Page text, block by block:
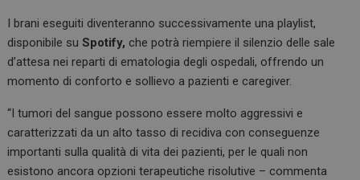
I brani eseguiti diventeranno successivamente una playlist,
disponibile suSpotify, che potrà riempiere il silenzio delle sale
d’attesa nei reparti di ematologia degli ospedali, offrendo un
momento di conforto e sollievo a pazienti e caregiver.
“I tumori del sangue possono essere molto aggressivi e
caratterizzati da un alto tasso di recidiva con conseguenze
importanti sulla qualità di vita dei pazienti, per le quali non
esistono ancora opzioni terapeutiche risolutive – commenta